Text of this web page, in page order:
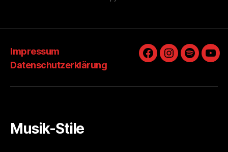
Impressum
Datenschutzerklärung
FacebookInstagram
Spotify
Musik-Stile